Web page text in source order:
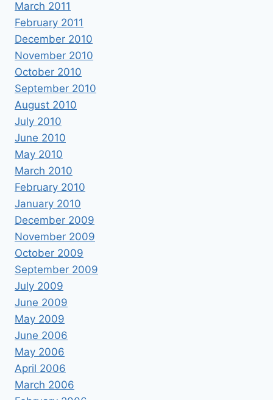
March 2011
February 2011
December 2010
November 2010
October 2010
September 2010
August 2010
July 2010
June 2010
May 2010
March 2010
February 2010
January 2010
December 2009
November 2009
October 2009
September 2009
July 2009
June 2009
May 2009
June 2006
May 2006
April 2006
March 2006